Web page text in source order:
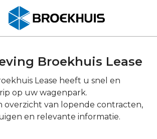
Broekhuis Lease
Lease heeft u snel en
op uw wagenpark.
overzicht van lopende contracten,
en relevante informatie.